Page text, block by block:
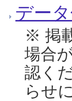
デー
※ 掲
場合
認く
らせ